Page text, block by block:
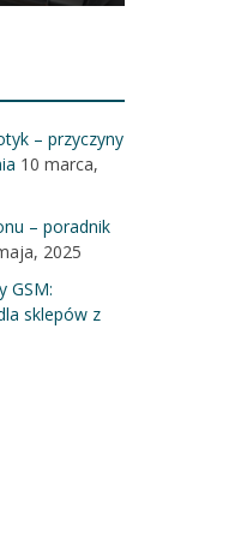
– przyczyny
10 marca,
– poradnik
2025
GSM:
sklepów z